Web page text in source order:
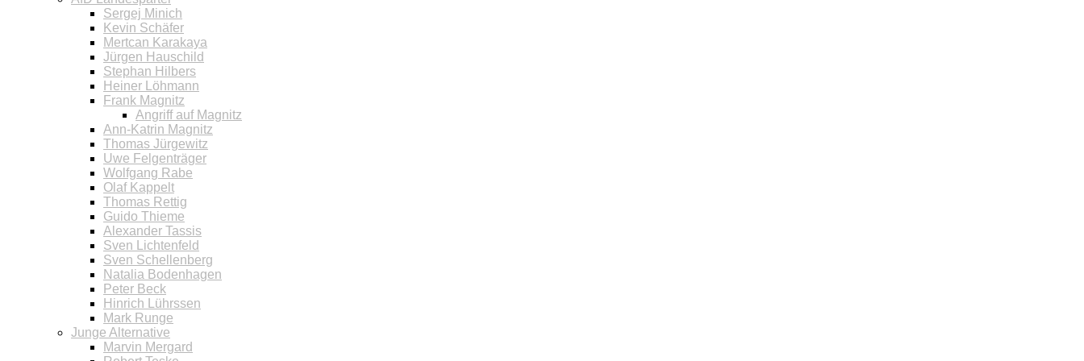
Sergej Minich
Kevin Schäfer
Mertcan Karakaya
Jürgen Hauschild
Stephan Hilbers
Heiner Löhmann
Frank Magnitz
Angriff auf Magnitz
Ann-Katrin Magnitz
Thomas Jürgewitz
Uwe Felgenträger
Wolfgang Rabe
Olaf Kappelt
Thomas Rettig
Guido Thieme
Alexander Tassis
Sven Lichtenfeld
Sven Schellenberg
Natalia Bodenhagen
Peter Beck
Hinrich Lührssen
Mark Runge
Junge Alternative
Marvin Mergard